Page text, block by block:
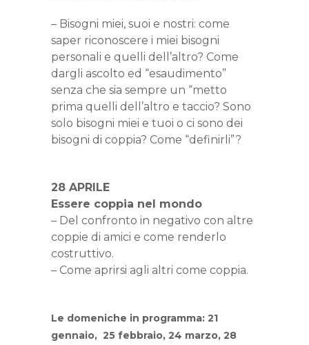
– Bisogni miei, suoi e nostri: come
saper riconoscere i miei bisogni
personali e quelli dell’altro? Come
dargli ascolto ed “esaudimento”
senza che sia sempre un “metto
prima quelli dell’altro e taccio? Sono
solo bisogni miei e tuoi o ci sono dei
bisogni di coppia? Come “definirli”?
28 APRILE
Essere coppia nel mondo
– Del confronto in negativo con altre
coppie di amici e come renderlo
costruttivo.
– Come aprirsi agli altri come coppia.
Le domeniche in programma: 21
gennaio, 25 febbraio, 24 marzo, 28